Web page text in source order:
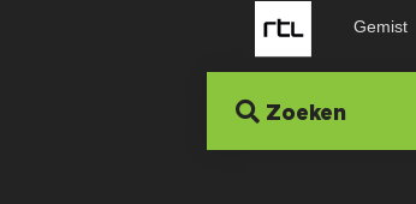
Gemist
Zoeken